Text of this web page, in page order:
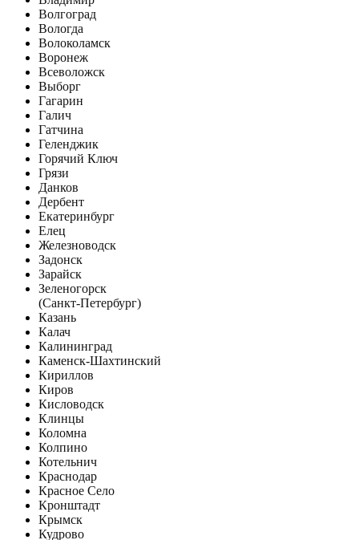
Волгоград
Вологда
Волоколамск
Воронеж
Всеволожск
Выборг
Гагарин
Галич
Гатчина
Геленджик
Горячий Ключ
Грязи
Данков
Дербент
Екатеринбург
Елец
Железноводск
Задонск
Зарайск
Зеленогорск
(Санкт-Петербург)
Казань
Калач
Калининград
Каменск-Шахтинский
Кириллов
Киров
Кисловодск
Клинцы
Коломна
Колпино
Котельнич
Краснодар
Красное Село
Кронштадт
Крымск
Кудрово